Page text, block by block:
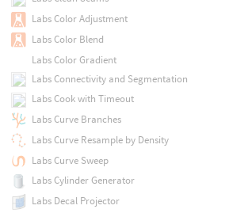
Labs Color Adjustment
Labs Color Blend
Labs Color Gradient
Labs Connectivity and Segmentation
Labs Cook with Timeout
Labs Curve Branches
Labs Curve Resample by Density
Labs Curve Sweep
Labs Cylinder Generator
Labs Decal Projector